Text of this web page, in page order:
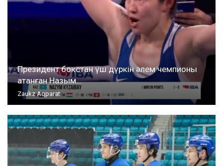
Президент бокстан үш дүркін әлем чемпионы
атанған Назым…
Zaukz Aqparat